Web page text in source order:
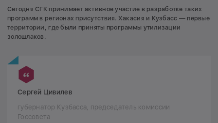
Сегодня СГК принимает активное участие в разработке таких
программ в регионах присутствия. Хакасия и Кузбасс — первые
территории, где были приняты программы утилизации
золошлаков.
Сергей Цивилев
губернатор Кузбасса, председатель комиссии
Госсовета